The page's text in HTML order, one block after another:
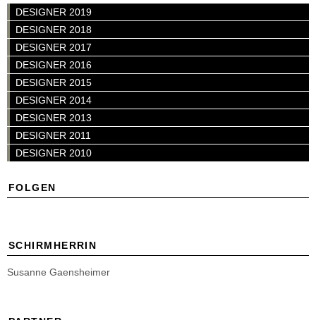
DESIGNER 2019
DESIGNER 2018
DESIGNER 2017
DESIGNER 2016
DESIGNER 2015
DESIGNER 2014
DESIGNER 2013
DESIGNER 2011
DESIGNER 2010
FOLGEN
SCHIRMHERRIN
Susanne Gaensheimer